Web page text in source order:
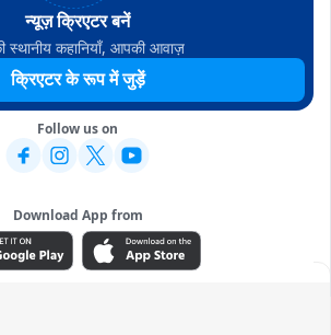
न्यूज़ क्रिएटर बनें
स्थानीय कहानियाँ, आपकी आवाज़
क्रिएटर के रूप में जुड़ें
Follow us on
Download App from
ADVERTISEMENT